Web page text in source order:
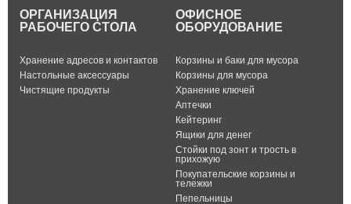
ОРГАНИЗАЦИЯ
РАБОЧЕГО СТОЛА
Хранение адресов и контактов
Настольные аксессуары
Чистящие продукты
ОФИСНОЕ
ОБОРУДОВАНИЕ
Корзины и баки для мусора
Корзины для мусора
Хранение ключей
Аптечки
Кейтеринг
Ящики для денег
Стойки под зонт и трость в
прихожую
Покупательские корзины и
тележки
Пепельницы